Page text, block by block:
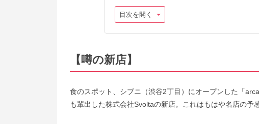
目次を開く
【噂の新店】
食のスポット、シブニ（渋谷2丁目）にオープンした「
も輩出した株式会社Svoltaの新店。これはもはや名店の予